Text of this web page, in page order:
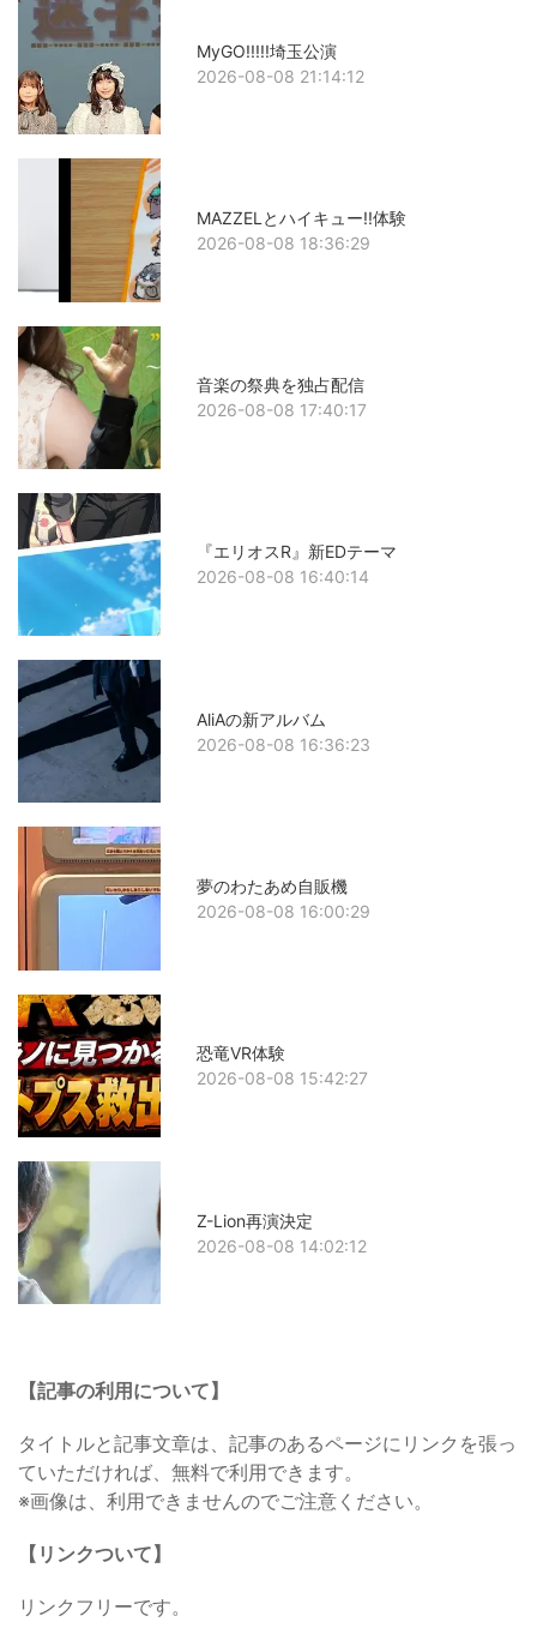
MyGO!!!!!埼玉公演
2026-08-08 21:14:12
MAZZELとハイキュー!!体験
2026-08-08 18:36:29
音楽の祭典を独占配信
2026-08-08 17:40:17
『エリオスR』新EDテーマ
2026-08-08 16:40:14
AliAの新アルバム
2026-08-08 16:36:23
夢のわたあめ自販機
2026-08-08 16:00:29
恐竜VR体験
2026-08-08 15:42:27
Z-Lion再演決定
2026-08-08 14:02:12
【記事の利用について】
タイトルと記事文章は、記事のあるページにリンクを張っ
ていただければ、無料で利用できます。
※画像は、利用できませんのでご注意ください。
【リンクついて】
リンクフリーです。